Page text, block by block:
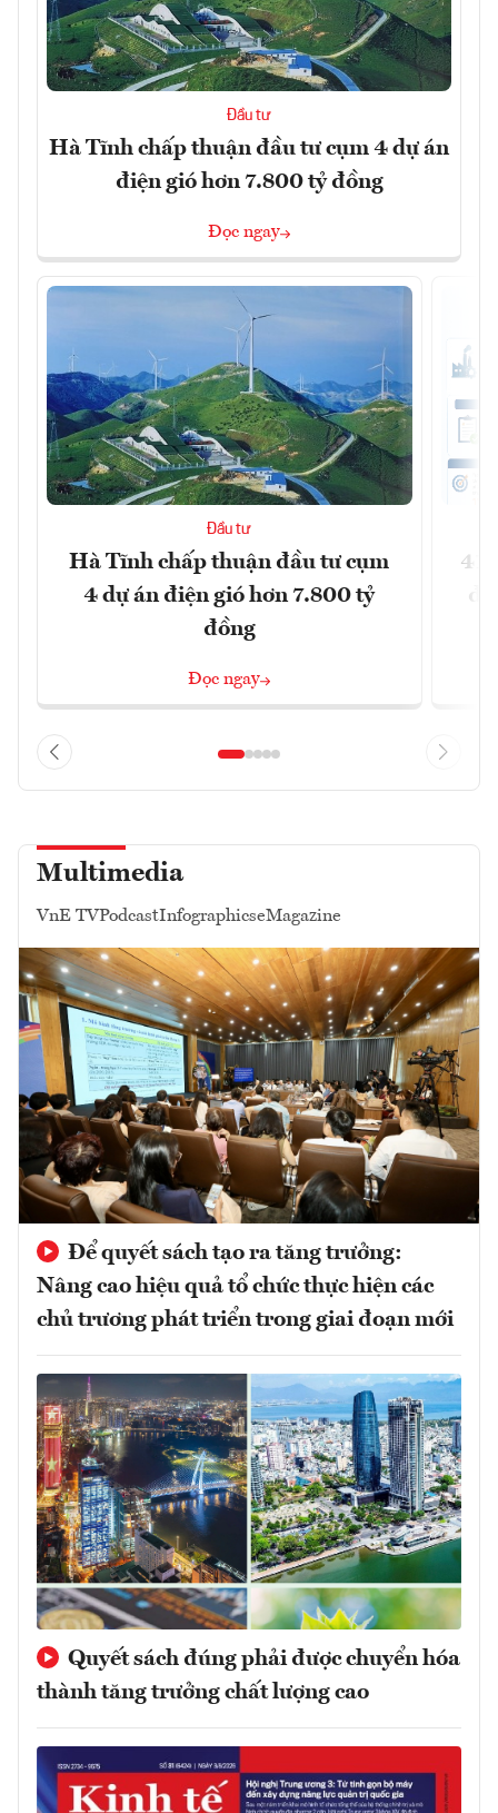
Đầu tư
Hà Tĩnh chấp thuận đầu tư cụm 4 dự án
điện gió hơn 7.800 tỷ đồng
Đọc ngay
Đầu tư
Hà Tĩnh chấp thuận đầu tư cụm
4 dự án điện gió hơn 7.800 tỷ
đồng
Đọc ngay
41
Multimedia
VnE TVPodcastInfographicseMagazine
Để quyết sách tạo ra tăng trưởng:
Nâng cao hiệu quả tổ chức thực hiện các
chủ trương phát triển trong giai đoạn mới
Quyết sách đúng phải được chuyển hóa
thành tăng trưởng chất lượng cao